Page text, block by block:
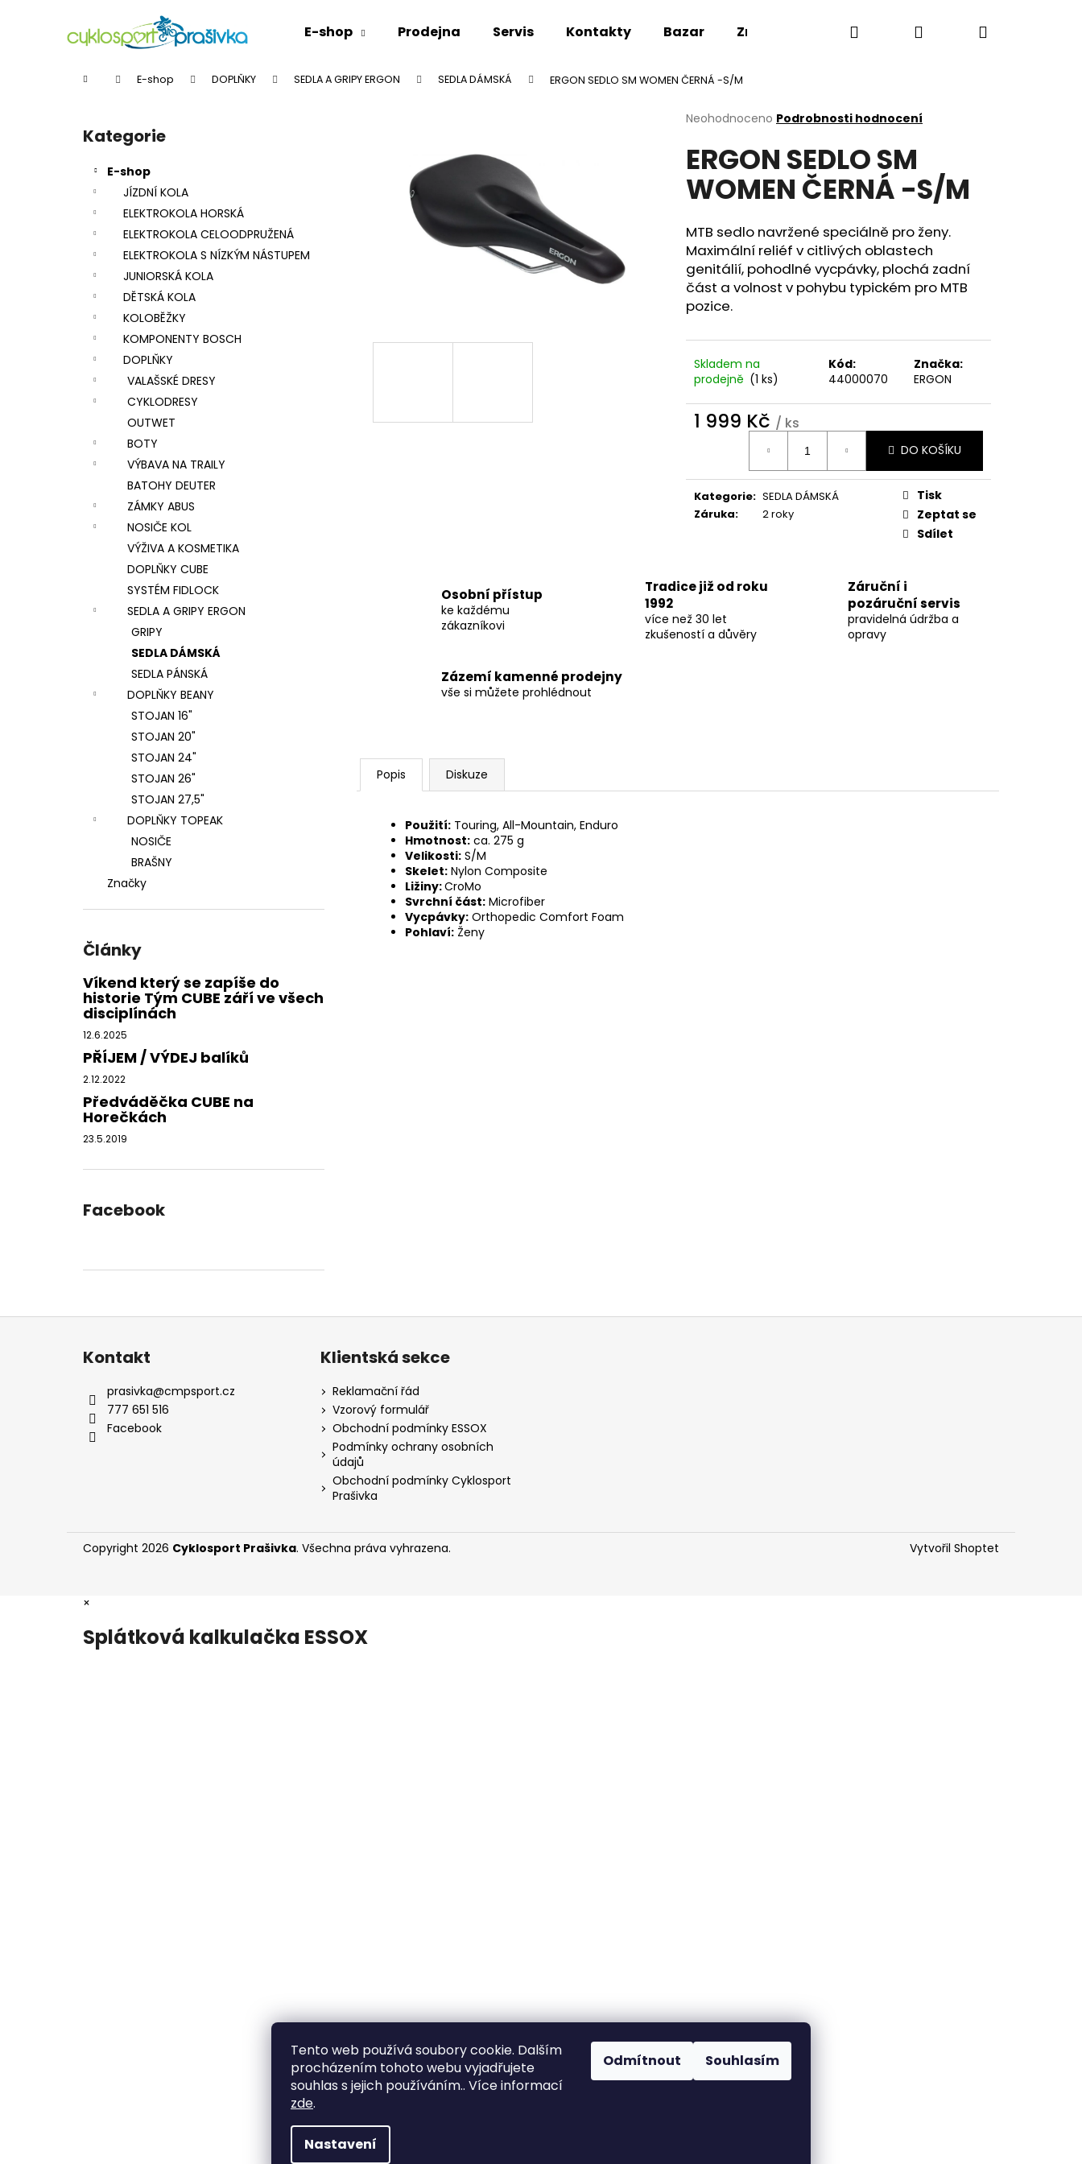
Tento web používá soubory cookie. Dalším
procházením tohoto webu vyjadřujete
souhlas s jejich používáním.. Více informací
zde.
Nastavení
Odmítnout Souhlasím
E-shop Prodejna Servis Kontakty Bazar Značky Hledat PřihlášeníNákupní
Domů E-shop DOPLŇKY SEDLA A GRIPY ERGON SEDLA DÁMSKÁ ERGON SEDLO SM WOMEN ČERNÁ -S/M
Přeskočit
kategorie
Kategorie
E-shop
JÍZDNÍ KOLA
ELEKTROKOLA HORSKÁ
ELEKTROKOLA CELOODPRUŽENÁ
ELEKTROKOLA S NÍZKÝM NÁSTUPEM
JUNIORSKÁ KOLA
DĚTSKÁ KOLA
KOLOBĚŽKY
KOMPONENTY BOSCH
DOPLŇKY
VALAŠSKÉ DRESY
CYKLODRESY
OUTWET
BOTY
VÝBAVA NA TRAILY
BATOHY DEUTER
ZÁMKY ABUS
NOSIČE KOL
VÝŽIVA A KOSMETIKA
DOPLŇKY CUBE
SYSTÉM FIDLOCK
SEDLA A GRIPY ERGON
GRIPY
SEDLA DÁMSKÁ
SEDLA PÁNSKÁ
DOPLŇKY BEANY
STOJAN 16"
STOJAN 20"
STOJAN 24"
STOJAN 26"
STOJAN 27,5"
DOPLŇKY TOPEAK
NOSIČE
BRAŠNY
Značky
Články
Víkend který se zapíše do
historie Tým CUBE září ve všech
disciplínách
12.6.2025
PŘÍJEM / VÝDEJ balíků
2.12.2022
Předváděčka CUBE na
Horečkách
23.5.2019
Facebook
Průměrné
produktu
je
0,0
z
hvězdiček.
Neohodnoceno Podrobnosti hodnocení
ERGON SEDLO SM
WOMEN ČERNÁ -S/M
MTB sedlo navržené speciálně pro ženy.
Maximální reliéf v citlivých oblastech
genitálií, pohodlné vycpávky, plochá zadní
část a volnost v pohybu typickém pro MTB
pozice.
Skladem na
prodejně (1 ks)
Kód:
44000070
Značka:
ERGON
1 999 Kč / ks
DO KOŠÍKU
Kategorie: SEDLA DÁMSKÁ
Záruka: 2 roky
Tisk
Zeptat se
Sdílet
Osobní přístup
ke každému
zákazníkovi
Tradice již od roku
1992
více než 30 let
zkušeností a důvěry
Záruční i
pozáruční servis
pravidelná údržba a
opravy
Zázemí kamenné prodejny
vše si můžete prohlédnout
Popis Diskuze
Použití: Touring, All-Mountain, Enduro
Hmotnost: ca. 275 g
Velikosti: S/M
Skelet: Nylon Composite
Ližiny:CroMo
Svrchní část: Microfiber
Vycpávky: Orthopedic Comfort Foam
Pohlaví: Ženy
Zpět
Zpět
Co potřebujete najít?
Doporučujeme
Z
Kontakt
prasivka@cmpsport.cz
777 651 516
Facebook
Klientská sekce
Reklamační řád
Vzorový formulář
Obchodní podmínky ESSOX
Podmínky ochrany osobních
údajů
Obchodní podmínky Cyklosport
Prašivka
Vytvořil Shoptet
Copyright 2026 Cyklosport Prašivka. Všechna práva vyhrazena.
×
Splátková kalkulačka ESSOX